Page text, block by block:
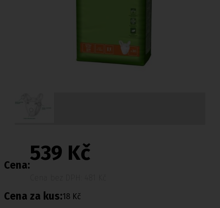
Cena:
539 Kč
Cena za kus:18 Kč